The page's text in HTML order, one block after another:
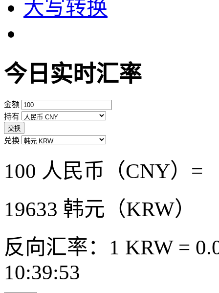
大写转换
今日实时汇率
金额
持有
交换
兑换
100 人民币（CNY）=
19633 韩元（KRW）
反向汇率：1 KRW =
10:39:53